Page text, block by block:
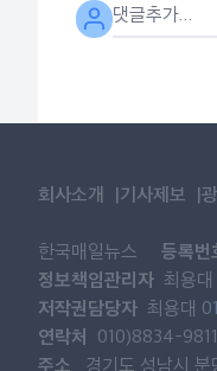
회사소개 기사제보
한국매일뉴스 등록번
정보책임관리자 최용대
저작권담당자 최용대
연락처 010)8834-9811
주소 경기도 성남시